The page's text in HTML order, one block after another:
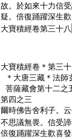
故。於如來十力信
疑。倍復踊躍深生
大寶積經卷第三十八
大寶積經卷＊第三
＊大唐三藏＊法
菩薩藏會第十二之
第四之三
爾時佛告舍利子。
不思議無畏。信受
倍復踊躍深生歡喜